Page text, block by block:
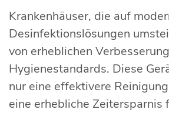
Krankenhäuser, die auf
Desinfektionslösungen
von erheblichen
Hygienestandards. Diese
nur eine effektivere
eine erhebliche Zeitersparnis